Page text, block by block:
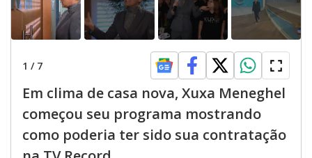
1 / 7
Em clima de casa nova, Xuxa Meneghel
começou seu programa mostrando
como poderia ter sido sua contratação